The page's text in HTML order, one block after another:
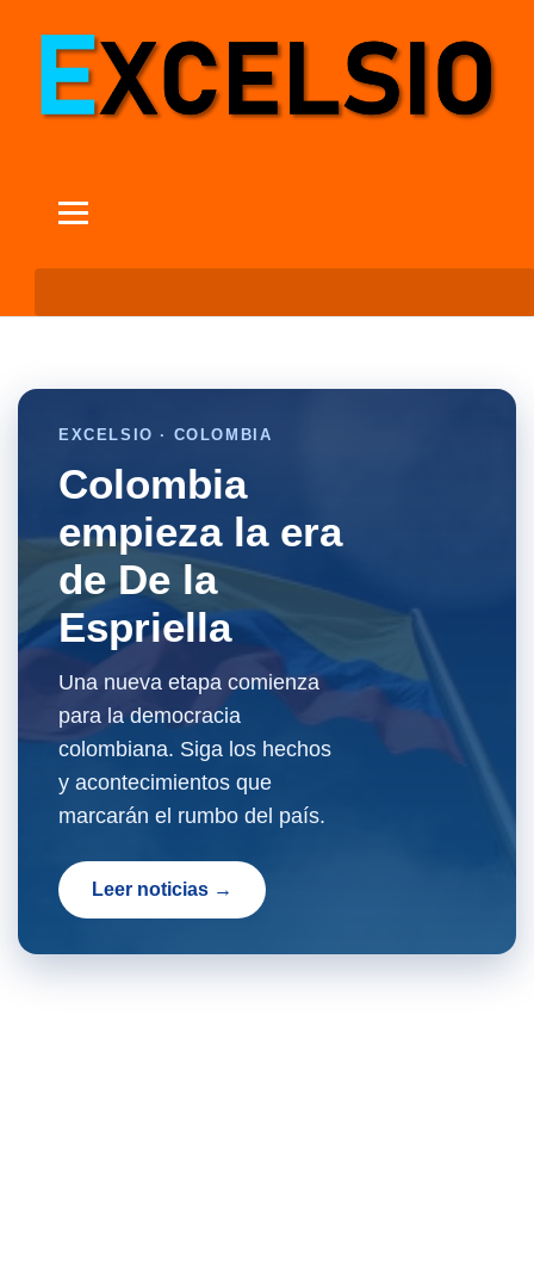
EXCELSIO · COLOMBIA
Colombia
empieza la era
de De la
Espriella
Una nueva etapa comienza
para la democracia
colombiana. Siga los hechos
y acontecimientos que
marcarán el rumbo del país.
Leer noticias →